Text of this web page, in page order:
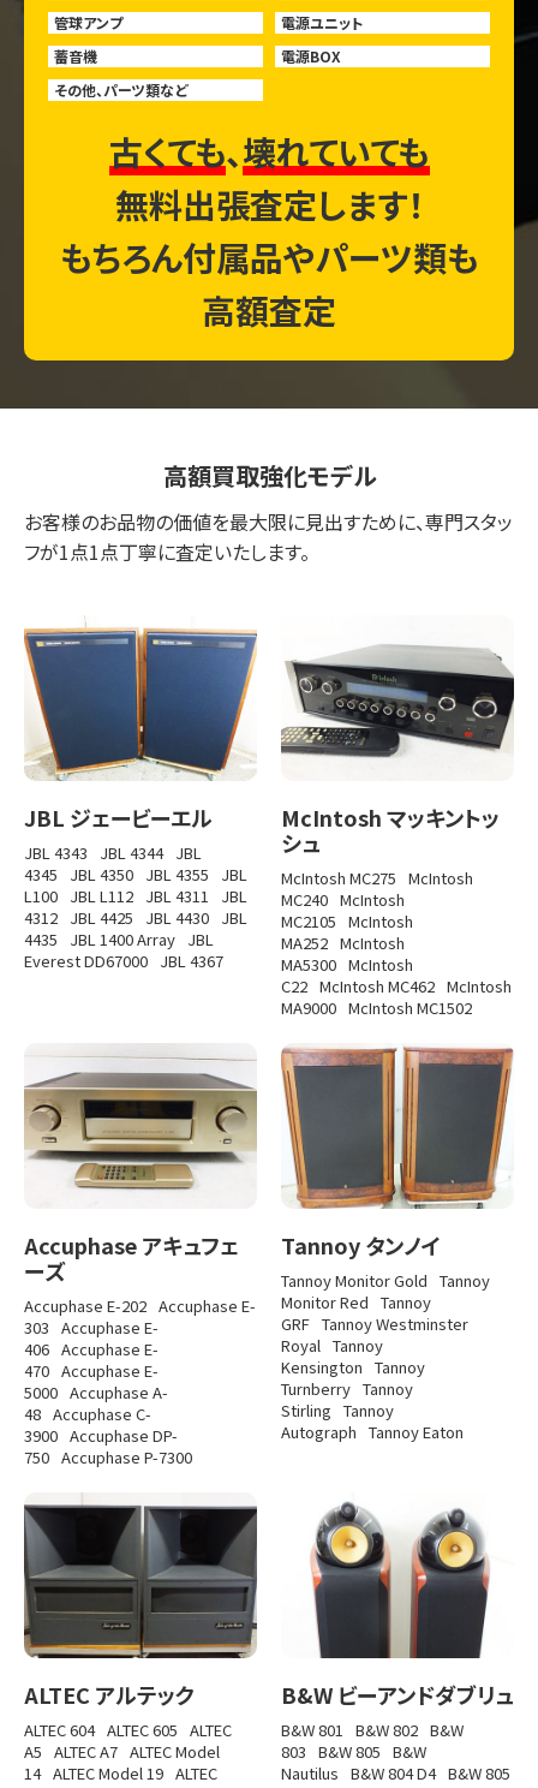
管球アンプ
電源ユニット
蓄音機
電源BOX
その他、パーツ類など
古くても、壊れていても
無料出張査定します！
もちろん付属品やパーツ類も
高額査定
高額買取強化モデル
お客様のお品物の価値を最大限に見出すために、専門スタッ
フが1点1点丁寧に査定いたします。
JBL ジェービーエル
JBL 4343 JBL 4344 JBL
4345
JBL 4350 JBL 4355
JBL
L100 JBL L112 JBL 4311
JBL
4312 JBL 4425 JBL 4430 JBL
4435
JBL 1400 Array JBL
Everest DD67000 JBL 4367
McIntosh マッキントッ
シュ
McIntosh MC275 McIntosh
MC240 McIntosh
MC2105 McIntosh
MA252 McIntosh
MA5300 McIntosh
C22 McIntosh MC462 McIntosh
MA9000 McIntosh MC1502
Accuphase アキュフェ
ーズ
Accuphase E-202 Accuphase E-
303 Accuphase E-
406 Accuphase E-
470 Accuphase E-
5000 Accuphase A-
48 Accuphase C-
3900 Accuphase DP-
750 Accuphase P-7300
Tannoy タンノイ
Tannoy Monitor Gold Tannoy
Monitor Red Tannoy
GRF Tannoy Westminster
Royal Tannoy
Kensington Tannoy
Turnberry Tannoy
Stirling Tannoy
Autograph Tannoy Eaton
ALTEC アルテック
ALTEC 604 ALTEC 605 ALTEC
A5 ALTEC A7 ALTEC Model
14 ALTEC Model 19 ALTEC
B&W ビーアンドダブリュ
B&W 801 B&W 802 B&W
803 B&W 805 B&W
Nautilus B&W 804 D4 B&W 805